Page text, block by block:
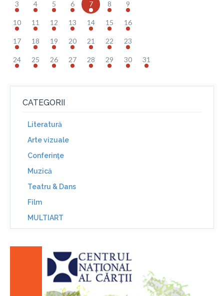
3 4 5 6 7 8 9
10 11 12 13 14 15 16
17 18 19 20 21 22 23
24 25 26 27 28 29 30 31
CATEGORII
Literatură
Arte vizuale
Conferinţe
Muzică
Teatru & Dans
Film
MULTIART